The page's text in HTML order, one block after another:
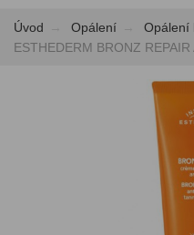
Úvod Opálení
Opálení
ESTHEDERM BRONZ